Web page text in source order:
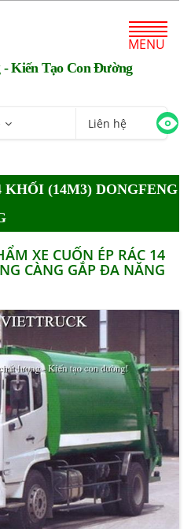
MENU
Kiến Tạo Con Đường
Liên hệ
KHỐI (14M3) DONGFENG
XE CUỐN ÉP RÁC 14
CÀNG GẮP ĐA NĂNG